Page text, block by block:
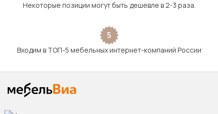
Некоторые позиции могут быть дешевле в 2-3 раза.
5
Входим в ТОП-5 мебельных интернет-компаний России